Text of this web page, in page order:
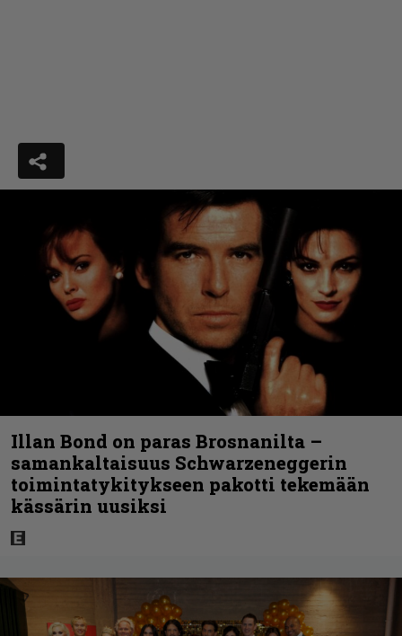
Illan Bond on paras Brosnanilta –
samankaltaisuus Schwarzeneggerin
toimintatykitykseen pakotti tekemään
kässärin uusiksi